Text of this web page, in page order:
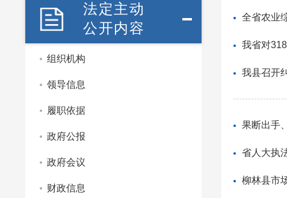
法定主动
公开内容
组织机构
领导信息
履职依据
政府公报
政府会议
财政信息
全省农业
我省对
我县召开
果断出手
省人大执
柳林县市